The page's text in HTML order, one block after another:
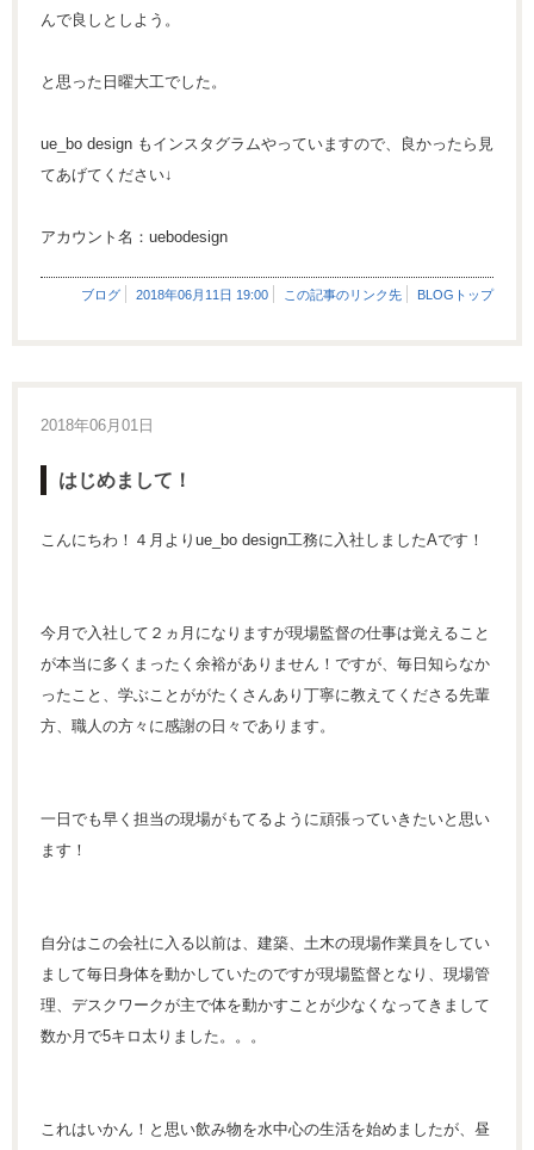
んで良しとしよう。
と思った日曜大工でした。
ue_bo design もインスタグラムやっていますので、良かったら見
てあげてください↓
アカウント名：uebodesign
ブログ 2018年06月11日 19:00 この記事のリンク先 BLOGトップ
2018年06月01日
はじめまして！
こんにちわ！４月よりue_bo design工務に入社しましたAです！
今月で入社して２ヵ月になりますが現場監督の仕事は覚えること
が本当に多くまったく余裕がありません！ですが、毎日知らなか
ったこと、学ぶことががたくさんあり丁寧に教えてくださる先輩
方、職人の方々に感謝の日々であります。
一日でも早く担当の現場がもてるように頑張っていきたいと思い
ます！
自分はこの会社に入る以前は、建築、土木の現場作業員をしてい
まして毎日身体を動かしていたのですが現場監督となり、現場管
理、デスクワークが主で体を動かすことが少なくなってきまして
数か月で5キロ太りました。。。
これはいかん！と思い飲み物を水中心の生活を始めましたが、昼